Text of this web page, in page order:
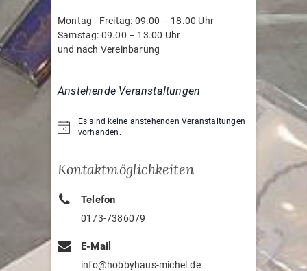
Montag - Freitag: 09.00 – 18.00 Uhr
Samstag: 09.00 – 13.00 Uhr
und nach Vereinbarung
Anstehende Veranstaltungen
H
w
e
s
Es sind keine anstehenden Veranstaltungen
vorhanden.
Kontaktmöglichkeiten
Telefon
0173-7386079
E-Mail
info@hobbyhaus-michel.de